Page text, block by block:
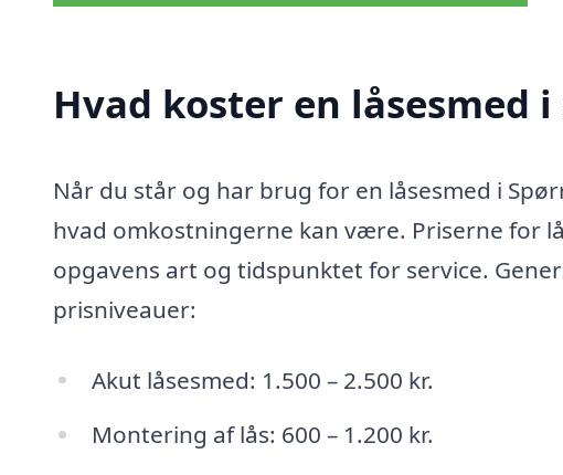
Hvad koster en låsesmed
Når du står og har brug for en låsesmed i
hvad omkostningerne kan være. Priserne for
opgavens art og tidspunktet for service.
prisniveauer:
Akut låsesmed: 1.500 – 2.500 kr.
Montering af lås: 600 – 1.200 kr.